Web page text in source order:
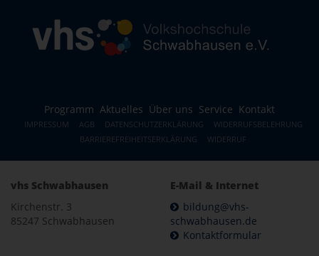
Programm Aktuelles Über uns Service Kontakt
IMPRESSUM AGB DATENSCHUTZERKLÄRUNG
WIDERRUFSBELEHRUNG
BARRIEREFREIHEITSERKLÄRUNG
WIDERRUF
vhs Schwabhausen
Kirchenstr. 3
85247 Schwabhausen
E-Mail & Internet
bildung@vhs-
schwabhausen.de
Kontaktformular